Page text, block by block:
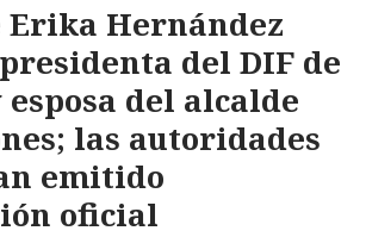
Erika Hernández
del DIF de
del alcalde
las autoridades
emitido
oficial